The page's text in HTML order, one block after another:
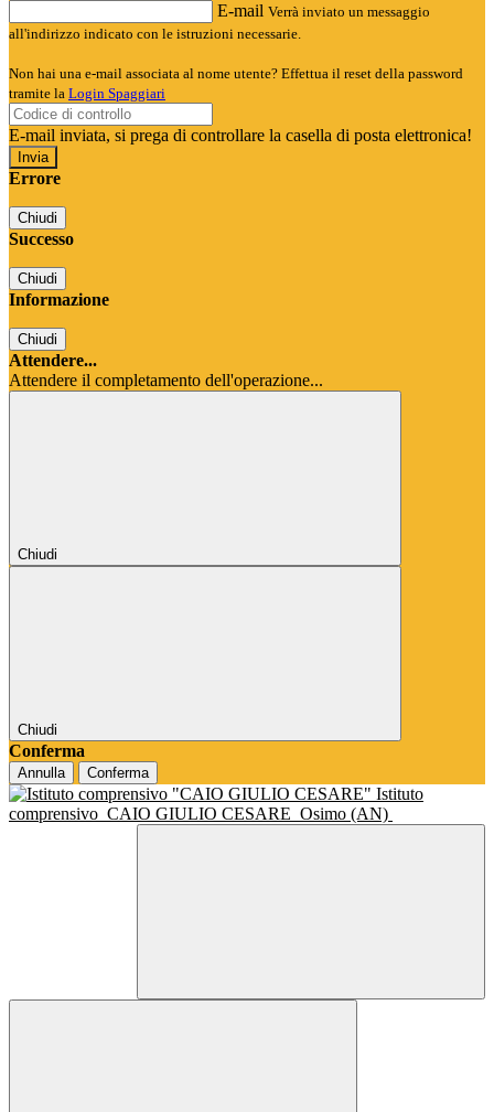
E-mail Verrà inviato un messaggio
all'indirizzo indicato con le istruzioni necessarie.
Non hai una e-mail associata al nome utente? Effettua il reset della password
tramite la Login Spaggiari
E-mail inviata, si prega di controllare la casella di posta elettronica!
Errore
Chiudi
Successo
Chiudi
Informazione
Chiudi
Attendere...
Attendere il completamento dell'operazione...
Chiudi
Chiudi
Conferma
Annulla Conferma
Istituto
comprensivo CAIO GIULIO CESARE Osimo (AN)